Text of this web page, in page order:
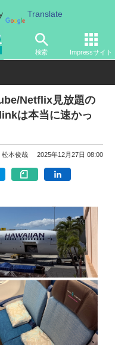
Translate
検索 Impressサイト
ワイ
Netflix見放題の
は本当に速かっ
松本俊哉 2025年12月27日 08:00